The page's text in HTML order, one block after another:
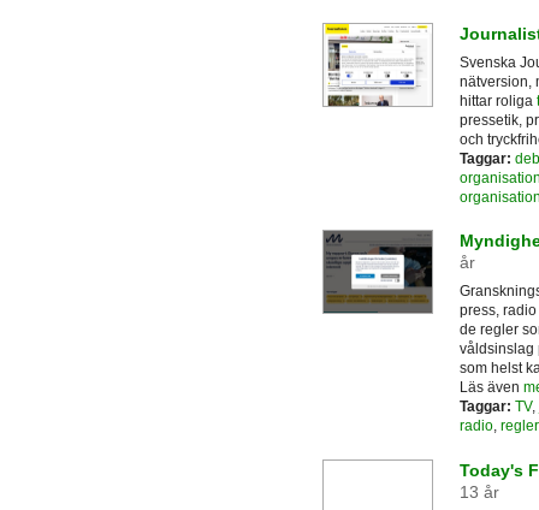
Svenska
nätversion,
hittar roliga
pressetik,
och
Taggar:
år
press,
de regler
våldsinslag
som helst
Läs även
Taggar: TV,
radio, regler
Today's
13 år